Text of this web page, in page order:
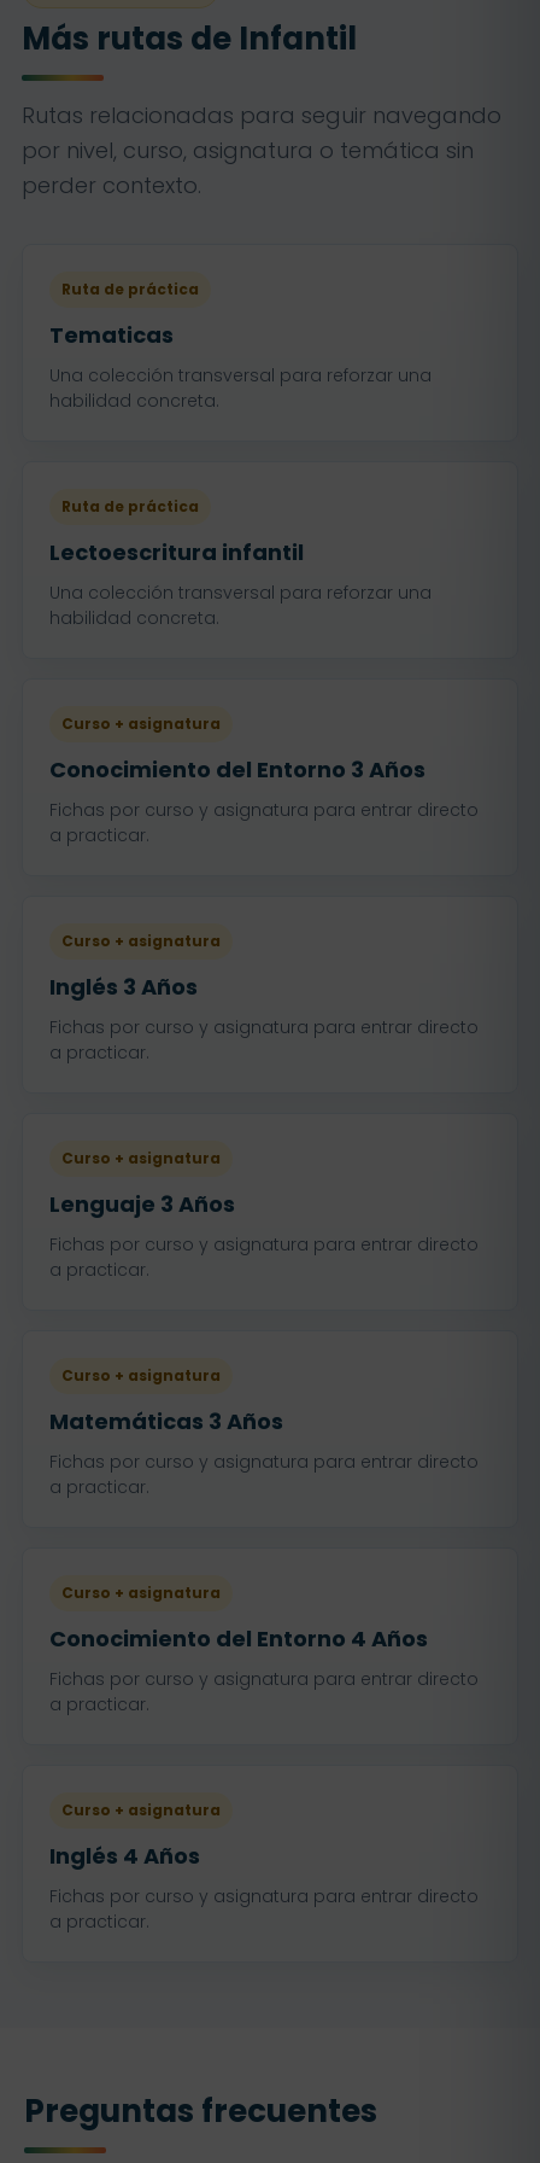
Más rutas de Infantil
Rutas relacionadas para seguir navegando
por nivel, curso, asignatura o temática sin
perder contexto.
Ruta de práctica
Tematicas
Una colección transversal para reforzar una
habilidad concreta.
Ruta de práctica
Lectoescritura infantil
Una colección transversal para reforzar una
habilidad concreta.
Curso + asignatura
Conocimiento del Entorno 3 Años
Fichas por curso y asignatura para entrar directo
a practicar.
Curso + asignatura
Inglés 3 Años
Fichas por curso y asignatura para entrar directo
a practicar.
Curso + asignatura
Lenguaje 3 Años
Fichas por curso y asignatura para entrar directo
a practicar.
Curso + asignatura
Matemáticas 3 Años
Fichas por curso y asignatura para entrar directo
a practicar.
Curso + asignatura
Conocimiento del Entorno 4 Años
Fichas por curso y asignatura para entrar directo
a practicar.
Curso + asignatura
Inglés 4 Años
Fichas por curso y asignatura para entrar directo
a practicar.
Preguntas frecuentes